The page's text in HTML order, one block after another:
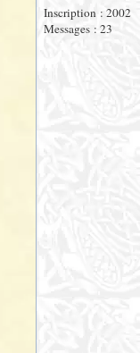
Inscription : 2002
Messages : 23